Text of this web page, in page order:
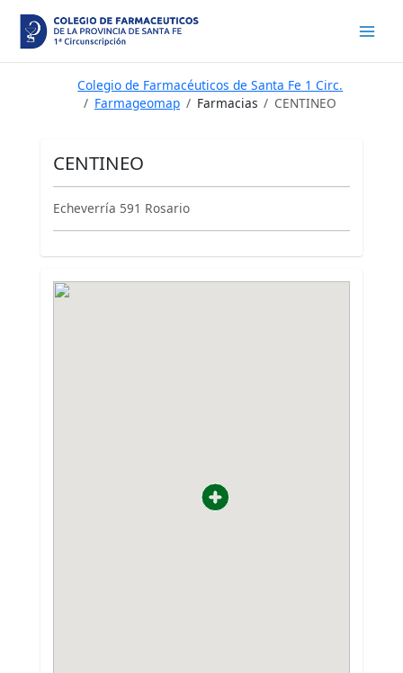
contenido
Colegio de Farmacéuticos de Santa Fe 1 Circ.
Farmageomap
Farmacias CENTINEO
CENTINEO
Echeverría 591 Rosario